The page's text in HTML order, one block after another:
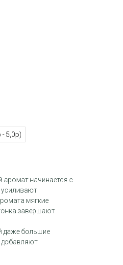
- 5,0р)
начинается с
усиливают
мягкие
завершают
даже большие
добавляют